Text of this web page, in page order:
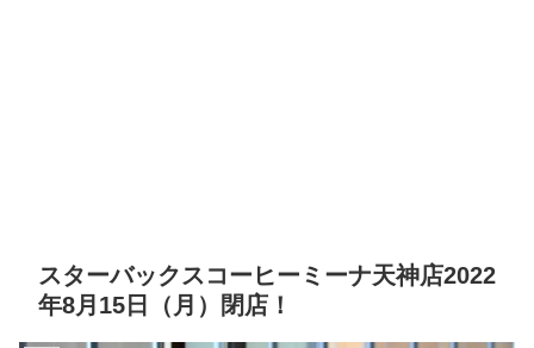
スターバックスコーヒーミーナ天神店2022
年8月15日（月）閉店！